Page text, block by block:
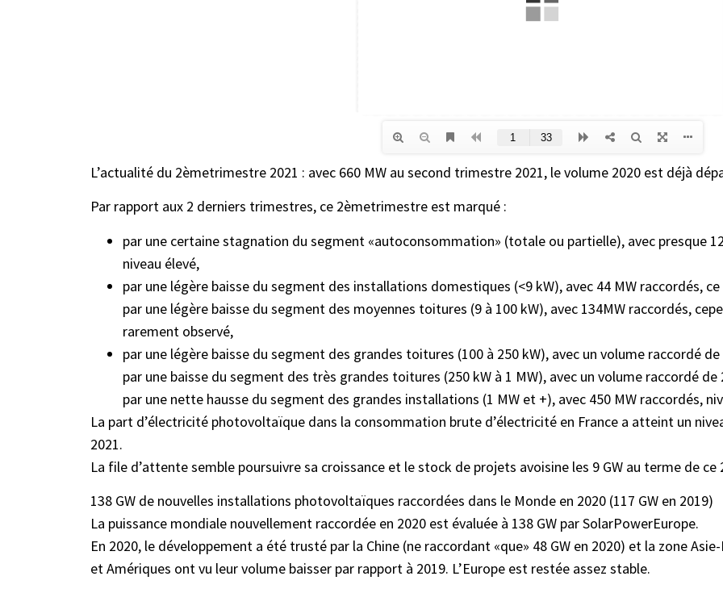
L’actualité du 2èmetrimestre 2021 : avec 660 MW au second trimestre 2021, le volume 2020 est déjà
Par rapport aux 2 derniers trimestres, ce 2èmetrimestre est marqué :
par une certaine stagnation du segment «autoconsommation» (totale ou partielle), avec presque
niveau élevé,
par une légère baisse du segment des installations domestiques (<9 kW), avec 44 MW raccordés,
par une légère baisse du segment des moyennes toitures (9 à 100 kW), avec 134MW raccordés,
rarement observé,
par une légère baisse du segment des grandes toitures (100 à 250 kW), avec un volume raccordé de
par une baisse du segment des très grandes toitures (250 kW à 1 MW), avec un volume raccordé de
par une nette hausse du segment des grandes installations (1 MW et +), avec 450 MW raccordés,
La part d’électricité photovoltaïque dans la consommation brute d’électricité en France a atteint un
2021.
La file d’attente semble poursuivre sa croissance et le stock de projets avoisine les 9 GW au terme de
138 GW de nouvelles installations photovoltaïques raccordées dans le Monde en 2020 (117 GW en 2019)
La puissance mondiale nouvellement raccordée en 2020 est évaluée à 138 GW par SolarPowerEurope.
En 2020, le développement a été trusté par la Chine (ne raccordant «que» 48 GW en 2020) et la zone
et Amériques ont vu leur volume baisser par rapport à 2019. L’Europe est restée assez stable.